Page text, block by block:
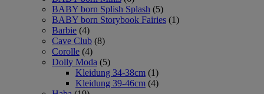
BABY born Splish Splash (5)
BABY born Storybook Fairies (1)
Barbie (4)
Cave Club (8)
Corolle (4)
Dolly Moda (5)
Kleidung 34-38cm (1)
Kleidung 39-46cm (4)